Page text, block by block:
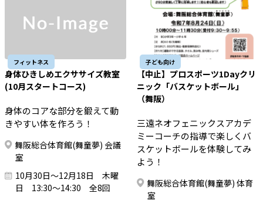
フィットネス
身体ひきしめエクササイズ教室
(10月スタートコース)
身体のコアな部分を鍛えて動
きやすい体を作ろう！
舞阪総合体育館(舞童夢) 会議
室
10月30日～12月18日 木曜
日 13:30～14:30 全8回
子ども向け
【中止】プロスポーツ1Dayクリ
ニック「バスケットボール」
（舞阪）
三遠ネオフェニックスアカデ
ミーコーチの指導で楽しくバ
スケットボールを体験してみ
よう！
舞阪総合体育館(舞童夢) 体育
室